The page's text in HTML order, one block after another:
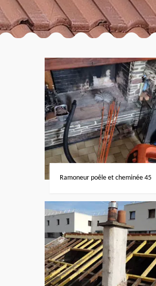
Ramoneur poêle et cheminée 45